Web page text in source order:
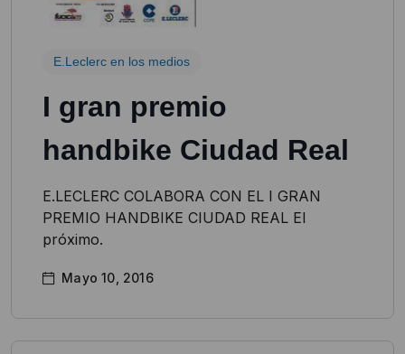
E.Leclerc en los medios
I gran premio
handbike Ciudad Real
E.LECLERC COLABORA CON EL I GRAN
PREMIO HANDBIKE CIUDAD REAL El
próximo.
Mayo 10, 2016